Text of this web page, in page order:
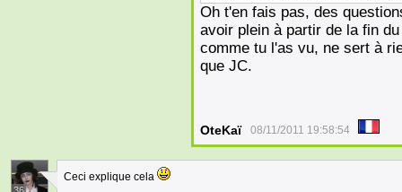
Oh t'en fais pas, des
avoir plein à partir de la fin
comme tu l'as vu, ne sert à
que JC.
OteKaï 08/11/2011 19:58:54
Ceci explique cela